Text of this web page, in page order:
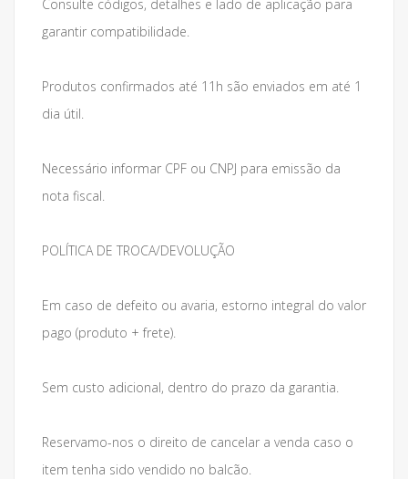
Consulte códigos, detalhes e lado de aplicação para
garantir compatibilidade.
Produtos confirmados até 11h são enviados em até 1
dia útil.
Necessário informar CPF ou CNPJ para emissão da
nota fiscal.
POLÍTICA DE TROCA/DEVOLUÇÃO
Em caso de defeito ou avaria, estorno integral do valor
pago (produto + frete).
Sem custo adicional, dentro do prazo da garantia.
Reservamo-nos o direito de cancelar a venda caso o
item tenha sido vendido no balcão.